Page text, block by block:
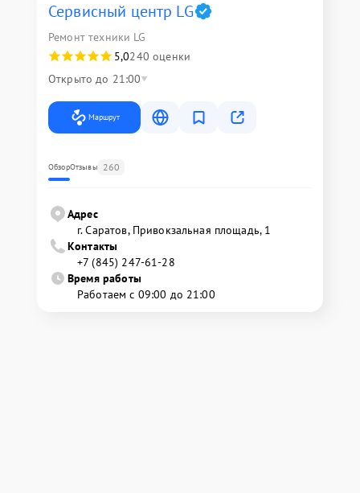
Сервисный центр LG
Ремонт техники LG
5,0240 оценки
Открыто до 21:00
Маршрут
ОбзорОтзывы 260
Адрес
г. Саратов, Привокзальная площадь, 1
Контакты
+7 (845) 247-61-28
Время работы
Работаем с 09:00 до 21:00